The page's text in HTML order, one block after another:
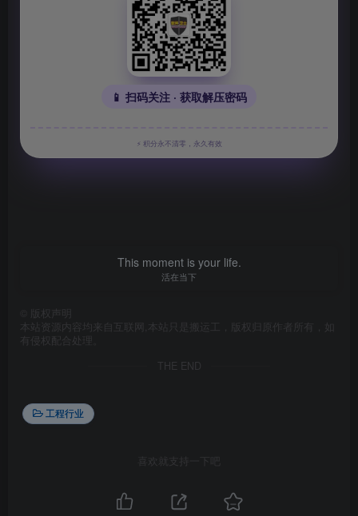
📱 扫码关注 · 获取解压密码
⚡ 积分永不清零，永久有效
This moment is your life.
活在当下
版权声明
本站资源内容均来自互联网,本站只是搬运工，版权归原作者所有，如
有侵权配合处理。
THE END
工程行业
喜欢就支持一下吧